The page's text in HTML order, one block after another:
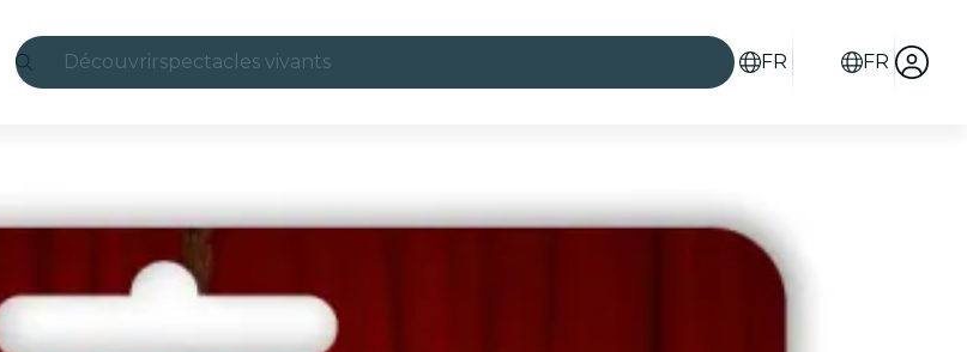
Découvrirspectacles vivants
Londres
expériences et villes
FR FR